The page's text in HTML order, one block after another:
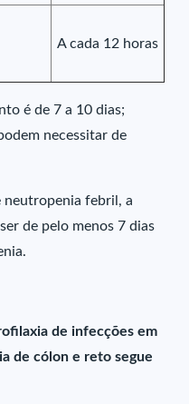
A cada 12 horas
é de 7 a 10 dias;
necessitar de
neutropenia febril, a
de pelo menos 7 dias
de infecções em
de cólon e reto segue